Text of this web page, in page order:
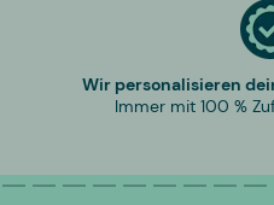
Wir personalisieren
Immer mit 100 %